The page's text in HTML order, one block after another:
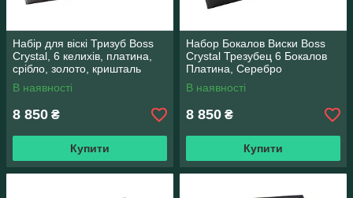
Набір для віскі Тризуб Boss
Crystal, 6 келихів, платина,
срібло, золото, кришталь
В наявності
8 850 ₴
Купити
Набор Бокалов Виски Boss
Crystal Трезубец 6 Бокалов
Платина, Серебро
В наявності
8 850 ₴
Купити